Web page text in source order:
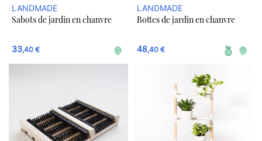
LANDMADE
Sabots de jardin en chanvre
33,40 €
LANDMADE
Bottes de jardin en chanvre
48,40 €